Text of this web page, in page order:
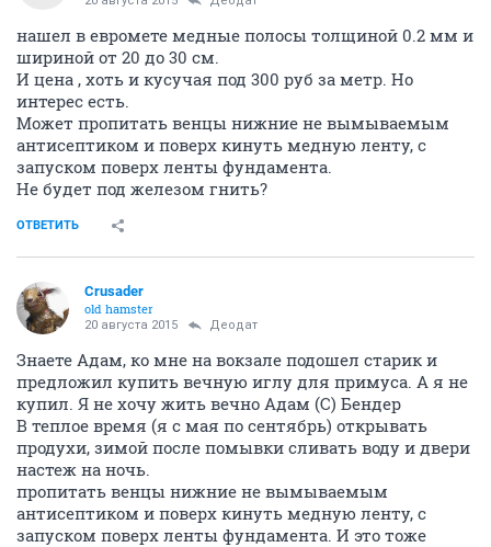
нашел в евромете медные полосы толщиной 0.2 мм и
шириной от 20 до 30 см.
И цена , хоть и кусучая под 300 руб за метр. Но
интерес есть.
Может пропитать венцы нижние не вымываемым
антисептиком и поверх кинуть медную ленту, с
запуском поверх ленты фундамента.
Не будет под железом гнить?
ОТВЕТИТЬ
Crusader
old hamster
20 августа 2015 Деодат
Знаете Адам, ко мне на вокзале подошел старик и
предложил купить вечную иглу для примуса. А я не
купил. Я не хочу жить вечно Адам (С) Бендер
В теплое время (я с мая по сентябрь) открывать
продухи, зимой после помывки сливать воду и двери
настеж на ночь.
пропитать венцы нижние не вымываемым
антисептиком и поверх кинуть медную ленту, с
запуском поверх ленты фундамента. И это тоже